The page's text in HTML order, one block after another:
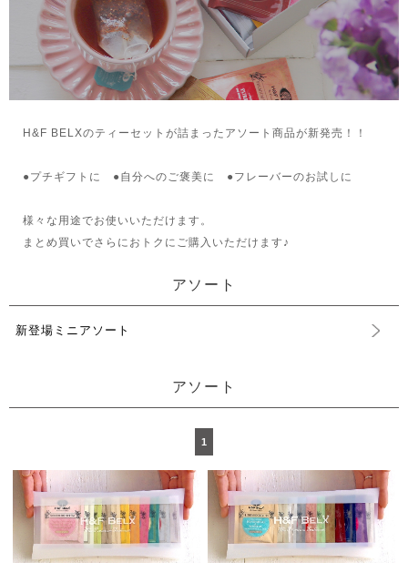
H&F BELXのティーセットが詰まったアソート商品が新発売！！
●プチギフトに ●自分へのご褒美に ●フレーバーのお試しに
様々な用途でお使いいただけます。
まとめ買いでさらにおトクにご購入いただけます♪
アソート
新登場ミニアソート
アソート
1